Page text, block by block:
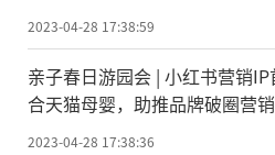
2023-04-28 17:38:59
亲子春日游园会 | 小红书营销
合天猫母婴，助推品牌破圈营销
2023-04-28 17:38:36